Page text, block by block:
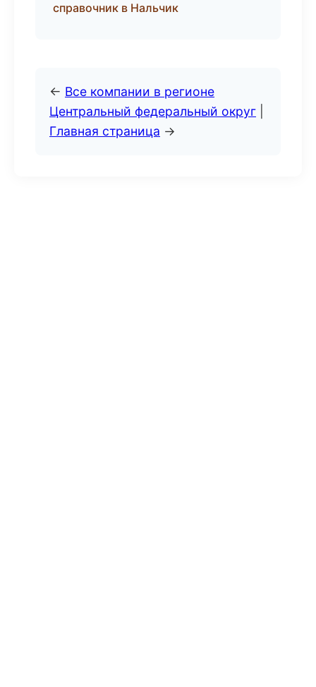
справочник в Нальчик
← Все компании в регионе
Центральный федеральный округ
Главная страница →